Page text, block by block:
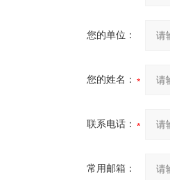
您的单位：
您的姓名：
联系电话：
常用邮箱：